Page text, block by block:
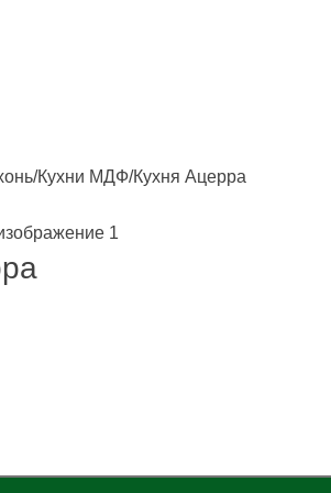
Кухни МДФ Кухня Ацерра